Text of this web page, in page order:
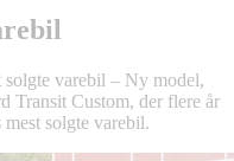
solgte varebil – Ny model,
Transit Custom, der flere år
solgte varebil.